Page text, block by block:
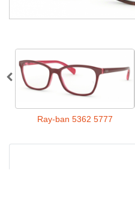
Ray-ban 5362 5777